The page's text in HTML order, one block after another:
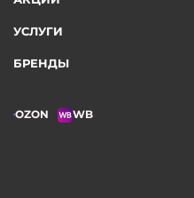
УСЛУГИ
БРЕНДЫ
OZON WB